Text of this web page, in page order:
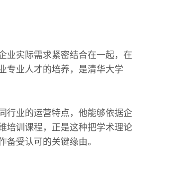
业实际需求紧密结合在一起，在
专业人才的培养，是清华大学
行业的运营特点，他能够依据企
培训课程，正是这种把学术理论
受认可的关键缘由。